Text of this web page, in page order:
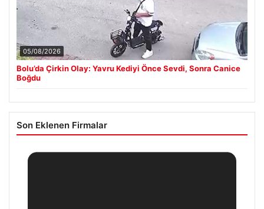
05/08/2026
Bolu’da Çirkin Olay: Yavru Kediyi Önce Sevdi, Sonra Canice
Boğdu
Son Eklenen Firmalar